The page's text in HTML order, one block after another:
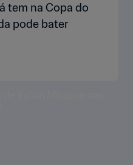
tem na Copa do
pode bater